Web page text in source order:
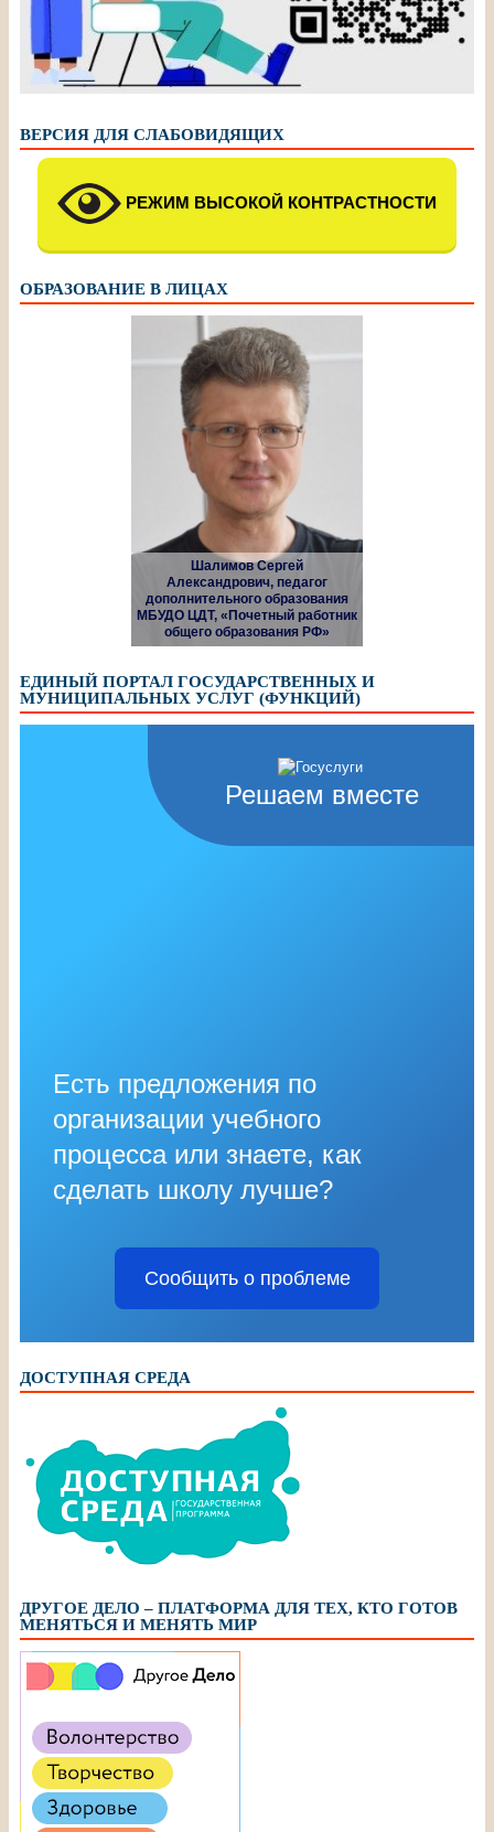
ВЕРСИЯ ДЛЯ СЛАБОВИДЯЩИХ
РЕЖИМ ВЫСОКОЙ КОНТРАСТНОСТИ
ОБРАЗОВАНИЕ В ЛИЦАХ
Шалимов Сергей
Александрович, педагог
дополнительного образования
МБУДО ЦДТ, «Почетный работник
общего образования РФ»
ЕДИНЫЙ ПОРТАЛ ГОСУДАРСТВЕННЫХ И
МУНИЦИПАЛЬНЫХ УСЛУГ (ФУНКЦИЙ)
Решаем вместе
Есть предложения по
организации учебного
процесса или знаете, как
сделать школу лучше?
Сообщить о проблеме
ДОСТУПНАЯ СРЕДА
ДРУГОЕ ДЕЛО – ПЛАТФОРМА ДЛЯ ТЕХ, КТО ГОТОВ
МЕНЯТЬСЯ И МЕНЯТЬ МИР